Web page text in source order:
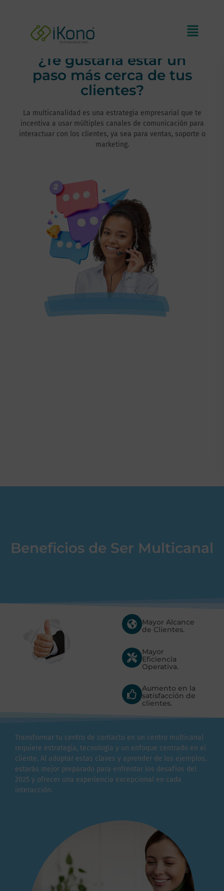
¿Te gustaría estar un
paso más cerca de tus
clientes?
La multicanalidad es una estrategia empresarial que te
incentiva a usar múltiples canales de comunicación para
interactuar con los clientes, ya sea para ventas, soporte o
marketing.
Beneficios de Ser Multicanal
Mayor Alcance
de Clientes.
Mayor
Eficiencia
Operativa.
Aumento en la
satisfacción de
clientes.
Transformar tu centro de contacto en un centro multicanal
requiere estrategia, tecnología y un enfoque centrado en el
cliente. Al adoptar estas claves y aprender de los ejemplos,
estarás mejor preparado para enfrentar los desafíos del
2025 y ofrecer una experiencia excepcional en cada
interacción.